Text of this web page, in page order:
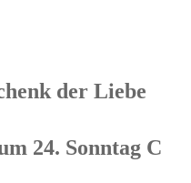
der Liebe
24. Sonntag C